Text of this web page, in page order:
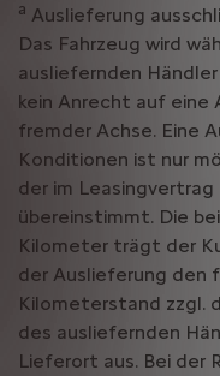
a Auslieferung
Das Fahrzeug wird
ausliefernden
kein Anrecht auf eine
fremder Achse. Eine
Konditionen ist nur
der im
übereinstimmt. Die
Kilometer trägt der
der Auslieferung den
Kilometerstand zzgl.
des ausliefernden
Lieferort aus. Bei der